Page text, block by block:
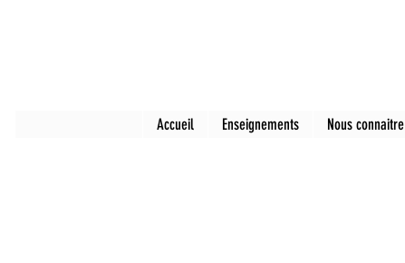
Accueil Enseignements Nous connaitre